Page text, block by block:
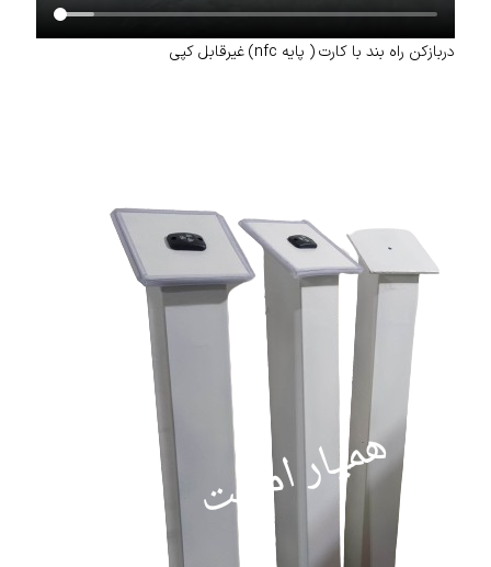
دربازکن راه بند با کارت ( پایه nfc) غیرقابل کپی